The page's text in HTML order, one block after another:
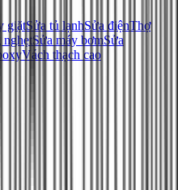
giặtSửa tủ lạnhSửa điệnThợ
nghẹtSửa máy bơmSửa
Vách thạch cao